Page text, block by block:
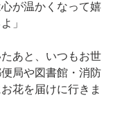
が温かくなって嬉
」
あと、いつもお世
局や図書館・消防
花を届けに行きま